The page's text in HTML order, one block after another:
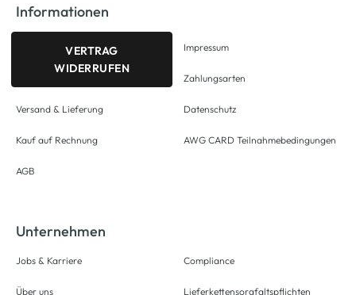
Informationen
VERTRAG
WIDERRUFEN
Versand & Lieferung
Kauf auf Rechnung
AGB
Impressum
Zahlungsarten
Datenschutz
AWG CARD Teilnahmebedingungen
Unternehmen
Jobs & Karriere
Über uns
Compliance
Lieferkettensorgfaltspflichten